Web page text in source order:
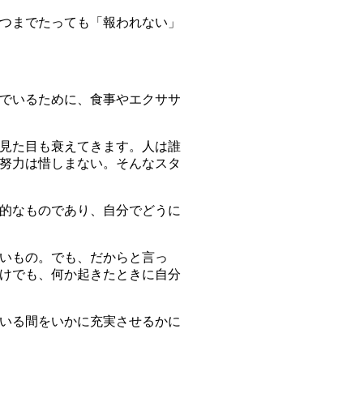
でたっても「報われない」
いるために、食事やエクササ
た目も衰えてきます。人は誰
力は惜しまない。そんなスタ
なものであり、自分でどうに
もの。でも、だからと言っ
でも、何か起きたときに自分
る間をいかに充実させるかに